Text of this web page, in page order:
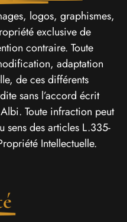
logos, graphismes,
exclusive de
contraire. Toute
adaptation
de ces différents
sans l’accord écrit
Toute infraction peut
sens des articles L.335-
Intellectuelle.